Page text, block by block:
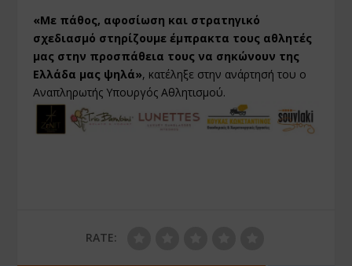
«Με πάθος, αφοσίωση και στρατηγικό
σχεδιασμό στηρίζουμε έμπρακτα τους αθλητές
μας στην προσπάθεια τους να σηκώνουν της
Ελλάδα μας ψηλά», κατέληξε στην ανάρτησή του ο
Αναπληρωτής Υπουργός Αθλητισμού.
RATE: